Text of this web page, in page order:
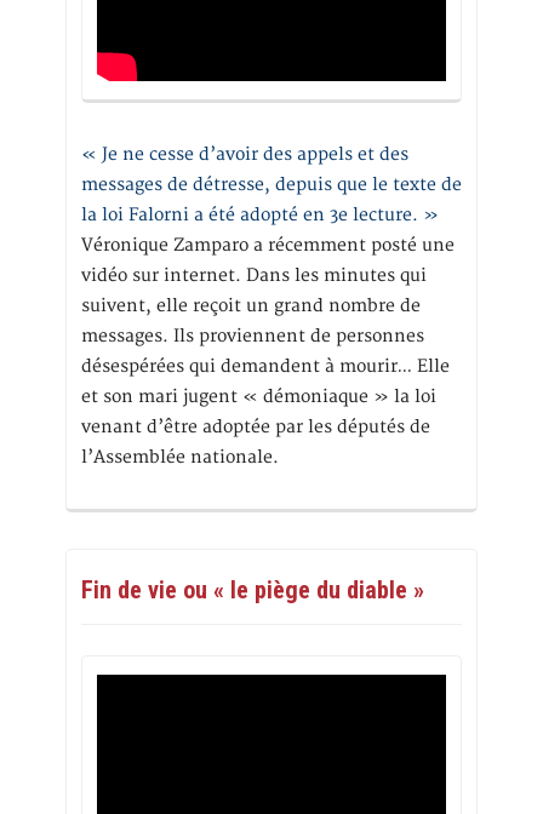
« Je ne cesse d’avoir des appels et des
messages de détresse, depuis que le texte de
la loi Falorni a été adopté en 3e lecture. »
Véronique Zamparo a récemment posté une
vidéo sur internet. Dans les minutes qui
suivent, elle reçoit un grand nombre de
messages. Ils proviennent de personnes
désespérées qui demandent à mourir… Elle
et son mari jugent « démoniaque » la loi
venant d’être adoptée par les députés de
l’Assemblée nationale.
Fin de vie ou « le piège du diable »